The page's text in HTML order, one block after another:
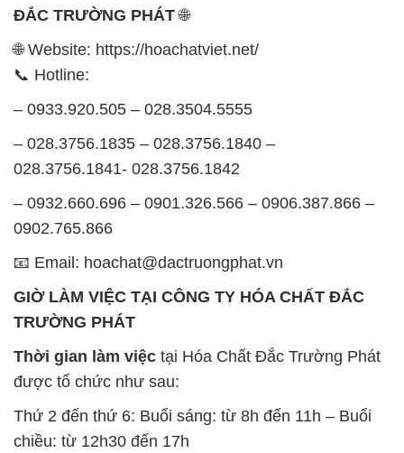
ĐẮC TRƯỜNG PHÁT🌐
🌐 Website: https://hoachatviet.net/
📞 Hotline:
– 0933.920.505 – 028.3504.5555
– 028.3756.1835 – 028.3756.1840 –
028.3756.1841- 028.3756.1842
– 0932.660.696 – 0901.326.566 – 0906.387.866 –
0902.765.866
📧 Email: hoachat@dactruongphat.vn
GIỜ LÀM VIỆC TẠI CÔNG TY HÓA CHẤT ĐẮC
TRƯỜNG PHÁT
Thời gian làm việc tại Hóa Chất Đắc Trường Phát
được tổ chức như sau:
Thứ 2 đến thứ 6: Buổi sáng: từ 8h đến 11h – Buổi
chiều: từ 12h30 đến 17h